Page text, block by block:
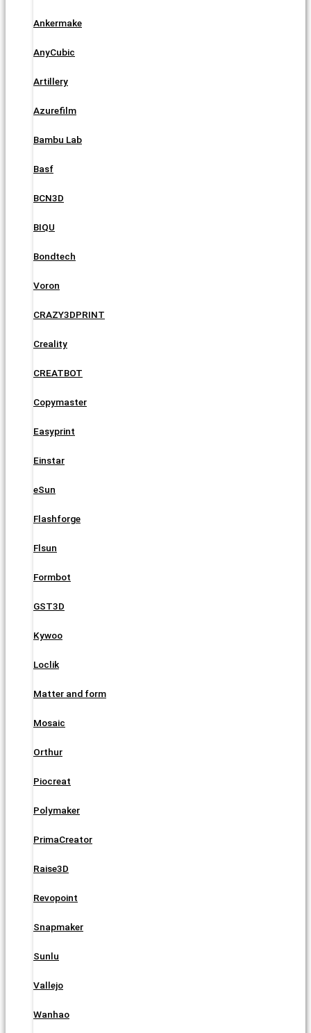
Ankermake
AnyCubic
Artillery
Azurefilm
Bambu Lab
Basf
BCN3D
BIQU
Bondtech
Voron
CRAZY3DPRINT
Creality
CREATBOT
Copymaster
Easyprint
Einstar
eSun
Flashforge
Flsun
Formbot
GST3D
Kywoo
Loclik
Matter and form
Mosaic
Orthur
Piocreat
Polymaker
PrimaCreator
Raise3D
Revopoint
Snapmaker
Sunlu
Vallejo
Wanhao